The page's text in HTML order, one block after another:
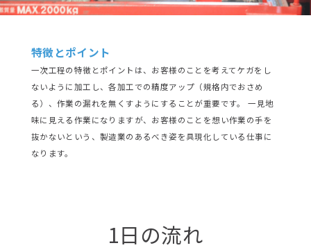
特徴とポイント
一次工程の特徴とポイントは、お客様のことを考えてケガをし
ないように加工し、各加工での精度アップ（規格内でおさめ
る）、作業の漏れを無くすようにすることが重要です。 一見地
味に見える作業になりますが、お客様のことを想い作業の手を
抜かないという、製造業のあるべき姿を具現化している仕事に
なります。
1日の流れ